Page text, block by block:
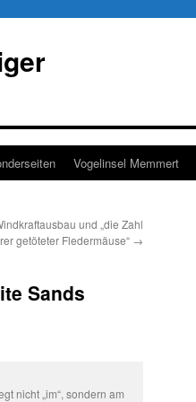
Vogelinsel Memmert
und „die Zahl
getöteter Fledermäuse“ →
Sands
nicht „im“, sondern am